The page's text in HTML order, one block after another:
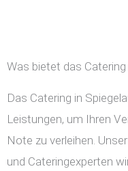
Was bietet das Catering
Das Catering in
Leistungen, um Ihren
Note zu verleihen.
und Cateringexperten